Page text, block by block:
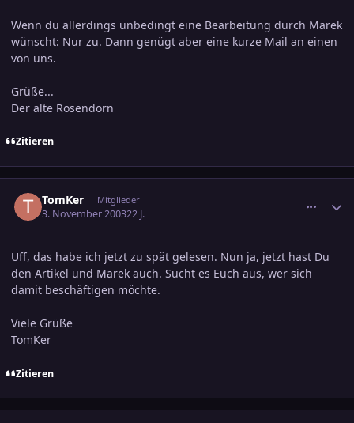
Wenn du allerdings unbedingt eine Bearbeitung durch Marek
wünscht: Nur zu. Dann genügt aber eine kurze Mail an einen
von uns.
Grüße...
Der alte Rosendorn
Zitieren
TomKer Mitglieder
3. November 200322 J.
Uff, das habe ich jetzt zu spät gelesen. Nun ja, jetzt hast Du
den Artikel und Marek auch. Sucht es Euch aus, wer sich
damit beschäftigen möchte.
Viele Grüße
TomKer
Zitieren